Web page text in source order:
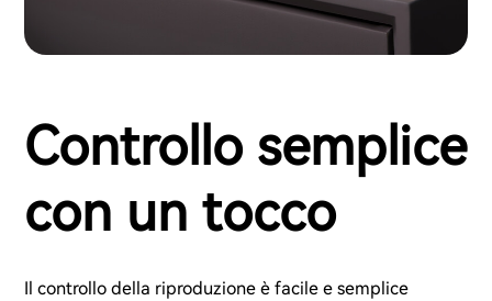
Controllo semplice
con un tocco
Il controllo della riproduzione è facile e semplice